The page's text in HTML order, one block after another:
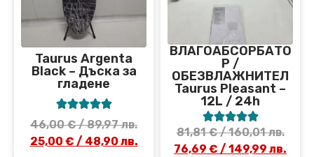
Taurus Argenta
Black – Дъска за
гладене

46,00€/ 89,97 лв.
25,00 € / 48,90 лв.
ВЛАГОАБСОРБАТО
Р /
ОБЕЗВЛАЖНИТЕЛ
Taurus Pleasant –
12L / 24h

81,81€/ 160,01 лв.
76,69 € / 149,99 лв.